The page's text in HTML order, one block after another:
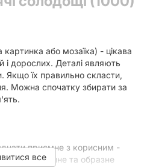
або мозаїка) - цікава
і дорослих. Деталі являють
Якщо їх правильно скласти,
Можна спочатку збирати за
приємне з корисним -
логічне та образне
все